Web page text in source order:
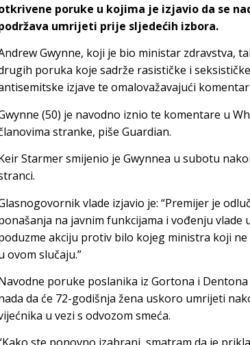
poruke u kojima je izjavio da se
umrijeti prije sljedećih izbora.
Gwynne, koji je bio ministar zdravstva,
poruka koje sadrže rasističke i
izjave te omalovažavajući
(50) je navodno iznio te komentare u
stranke, piše Guardian.
Starmer smijenio je Gwynnea u subotu
vlade izjavio je: “Premijer je
na javnim funkcijama i vođenju vlade
akciju protiv bilo kojeg ministra koji
ovom slučaju.”
poruke poslanika iz Gortona i
da će 72-godišnja žena uskoro umrijeti
u vezi s odvozom smeća.